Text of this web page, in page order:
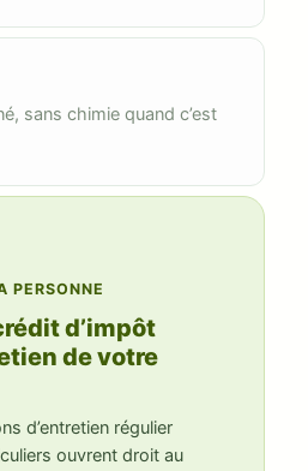
sans chimie quand c’est
PERSONNE
d’impôt
de votre
d’entretien régulier
ouvrent droit au